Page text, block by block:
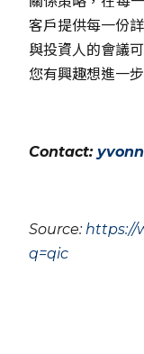
客戶提供每一份
與投資人的會議
您有興趣想進一
Contact:
Source: https://
q=qic